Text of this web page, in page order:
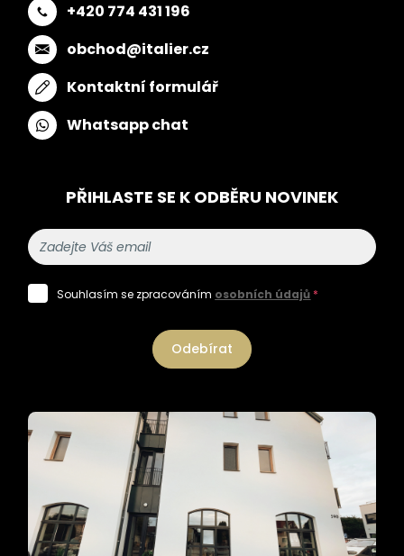
+420 774 431 196
obchod@italier.cz
Kontaktní formulář
Whatsapp chat
PŘIHLASTE SE K ODBĚRU NOVINEK
Souhlasím se zpracováním osobních údajů *
Odebírat